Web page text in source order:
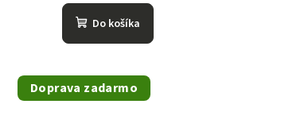
Do košíka
Doprava zadarmo